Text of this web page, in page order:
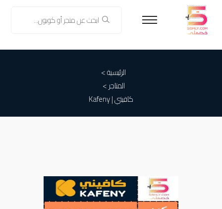
الرئيسية >
المتاجر >
كافيني | Kafeny